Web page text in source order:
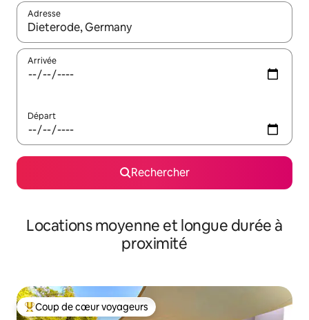
Adresse
Lorsque les résultats s'affichent, utilisez les flèches vers le
Arrivée
Départ
Rechercher
Locations moyenne et longue durée à
proximité
Coups de cœur voyageurs les plus appréciés
Coup de cœur voyageurs